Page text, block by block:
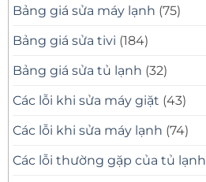
Giỏi,
Bảng giá sửa máy lạnh (75)
Bảng giá sửa tivi (184)
Bảng giá sửa tủ lạnh (32)
Các lỗi khi sửa máy giặt (43)
Các lỗi khi sửa máy lạnh (74)
Các lỗi thường gặp của tủ lạnh